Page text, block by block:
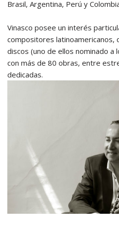
Brasil, Argentina, Perú y
Vinasco posee un interés
compositores latinoamericanos,
discos (uno de ellos nominado a
con más de 80 obras, entre
dedicadas.